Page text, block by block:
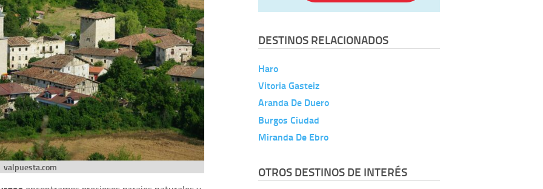
valpuesta.com
DESTINOS RELACIONADOS
Haro
Vitoria Gasteiz
Aranda De Duero
Burgos Ciudad
Miranda De Ebro
OTROS DESTINOS DE INTERÉS